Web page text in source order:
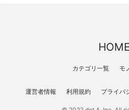
HOME
カテゴリ一覧 モ
運営者情報 利用規約 プライバ